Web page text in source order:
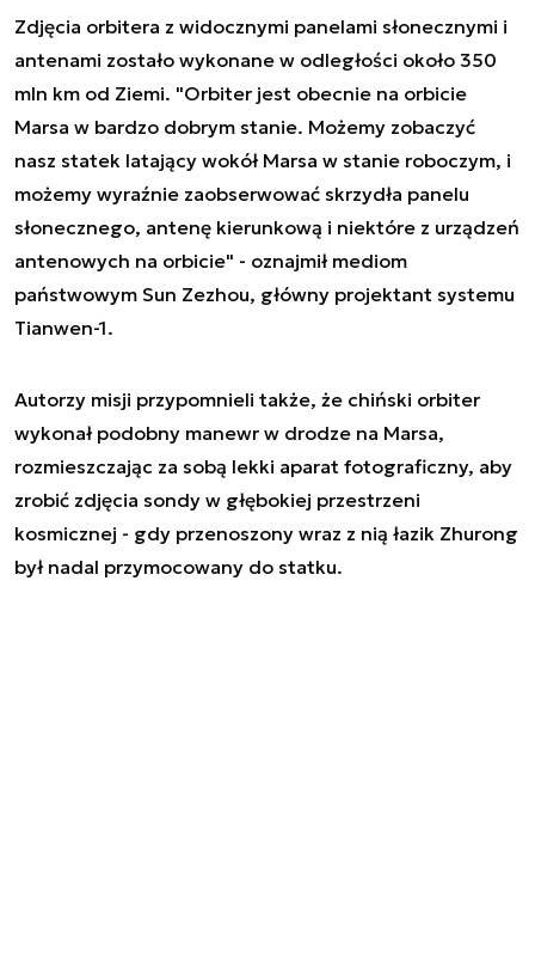
Zdjęcia orbitera z widocznymi panelami słonecznymi i
antenami zostało wykonane w odległości około 350
mln km od Ziemi. "Orbiter jest obecnie na orbicie
Marsa w bardzo dobrym stanie. Możemy zobaczyć
nasz statek latający wokół Marsa w stanie roboczym, i
możemy wyraźnie zaobserwować skrzydła panelu
słonecznego, antenę kierunkową i niektóre z urządzeń
antenowych na orbicie" - oznajmił mediom
państwowym Sun Zezhou, główny projektant systemu
Tianwen-1.
Autorzy misji przypomnieli także, że chiński orbiter
wykonał podobny manewr w drodze na Marsa,
rozmieszczając za sobą lekki aparat fotograficzny, aby
zrobić zdjęcia sondy w głębokiej przestrzeni
kosmicznej - gdy przenoszony wraz z nią łazik Zhurong
był nadal przymocowany do statku.